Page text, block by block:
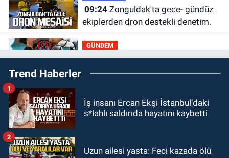
09:24Zonguldak'ta gece- gündüz
ekiplerden dron destekli denetim.
GÜNDEM
23:55Devrek Belediyespor, (PGL)
sürecini resmi olarak tamamladı
23:19 İstanbul Park satışta!
23:05Kozlu Belediyespor'dan
Trend Haberler
İş insanı Ercan Ekşi İstanbul’daki
s*lahlı saldırıda hayatını kaybetti
1
Uzun ailesi yasta: Feci kazada ölü
2